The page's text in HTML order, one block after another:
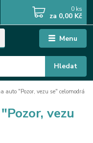
Menu
Hledat
0 ks
za 0,00 Kč
auto "Pozor, vezu se" celomodrá
vezu